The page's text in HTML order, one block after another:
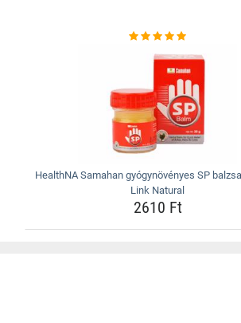
HealthNA Samahan gyógynövényes SP
Link Natural
2610 Ft